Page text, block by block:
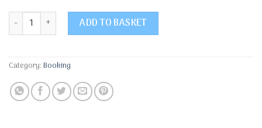
Weekend in San Fransico quantity
ADD TO BASKET
Category:Booking